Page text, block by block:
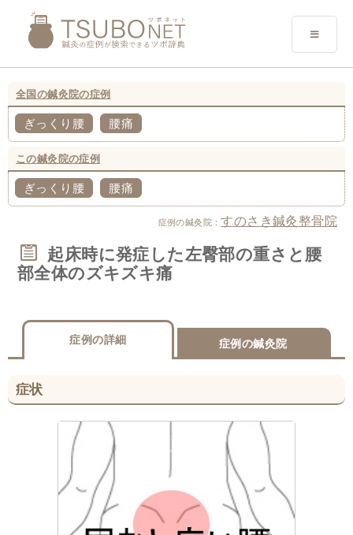
全国の鍼灸院の症例
ぎっくり腰 腰痛
この鍼灸院の症例
ぎっくり腰 腰痛
症例の鍼灸院：すのさき鍼灸整骨院
起床時に発症した左臀部の重さと腰
部全体のズキズキ痛
症例の詳細 症例の鍼灸院
症状